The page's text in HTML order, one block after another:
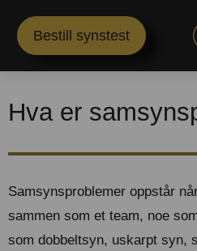
Bestill synstest
Hva er
Samsynsproblemer oppstår
sammen som et team, noe
som dobbeltsyn, uskarpt syn,